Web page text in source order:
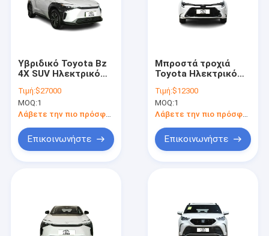
Βίντεο
Υβριδικό Toyota Bz
4X SUV Ηλεκτρικό
Συνειδητοποιημένους
Καταναλωτές Και
Εξωτερικούς
Τιμή:$27000
MOQ:1
Λάβετε την πιο πρόσφατη τιμή
Επικοινωνήστε
Μπροστά τροχιά
Toyota Ηλεκτρικό
Συμπληκτικό
υβριδικό Toyota
Levin αυτοκίνητο
Τιμή:$12300
MOQ:1
Λάβετε την πιο πρόσφατη τιμή
Επικοινωνήστε